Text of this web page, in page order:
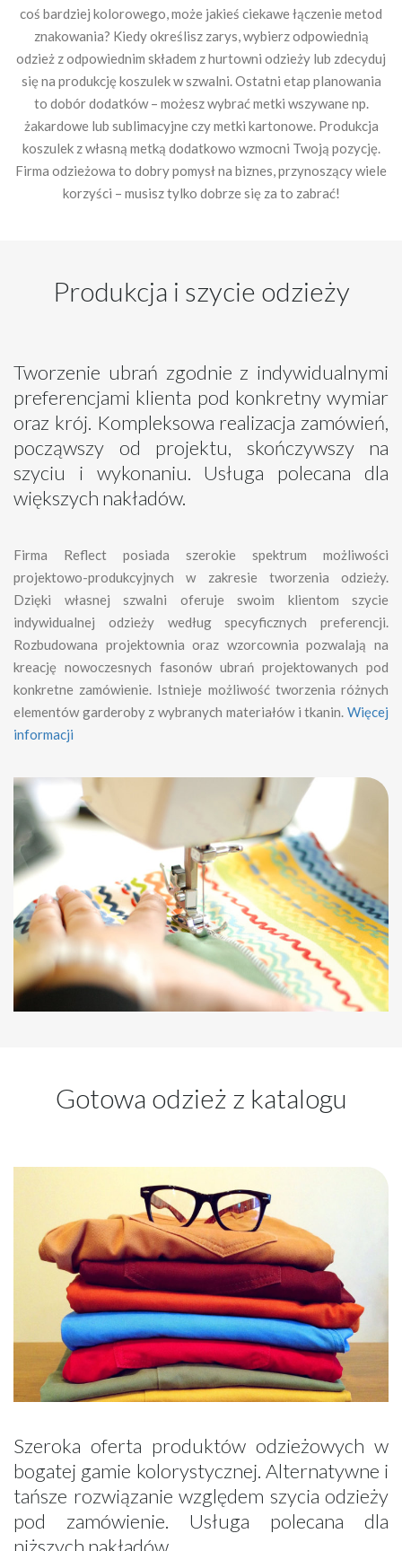
coś bardziej kolorowego, może jakieś ciekawe łączenie metod
znakowania? Kiedy określisz zarys, wybierz odpowiednią
odzież z odpowiednim składem z hurtowni odzieży lub zdecyduj
się na produkcję koszulek w szwalni. Ostatni etap planowania
to dobór dodatków – możesz wybrać metki wszywane np.
żakardowe lub sublimacyjne czy metki kartonowe. Produkcja
koszulek z własną metką dodatkowo wzmocni Twoją pozycję.
Firma odzieżowa to dobry pomysł na biznes, przynoszący wiele
korzyści – musisz tylko dobrze się za to zabrać!
Produkcja i szycie odzieży
Tworzenie ubrań zgodnie z indywidualnymi
preferencjami klienta pod konkretny wymiar
oraz krój. Kompleksowa realizacja zamówień,
począwszy od projektu, skończywszy na
szyciu i wykonaniu. Usługa polecana dla
większych nakładów.
Firma Reflect posiada szerokie spektrum możliwości
projektowo-produkcyjnych w zakresie tworzenia odzieży.
Dzięki własnej szwalni oferuje swoim klientom szycie
indywidualnej odzieży według specyficznych preferencji.
Rozbudowana projektownia oraz wzorcownia pozwalają na
kreację nowoczesnych fasonów ubrań projektowanych pod
konkretne zamówienie. Istnieje możliwość tworzenia różnych
elementów garderoby z wybranych materiałów i tkanin. Więcej
informacji
Gotowa odzież z katalogu
Szeroka oferta produktów odzieżowych w
bogatej gamie kolorystycznej. Alternatywne i
tańsze rozwiązanie względem szycia odzieży
pod zamówienie. Usługa polecana dla
niższych nakładów.